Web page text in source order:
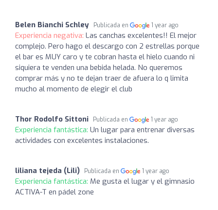
Belen Bianchi Schley Publicada en 1 year ago
Experiencia negativa: Las canchas excelentes!! El mejor
complejo. Pero hago el descargo con 2 estrellas porque
el bar es MUY caro y te cobran hasta el hielo cuando ni
siquiera te venden una bebida helada. No queremos
comprar más y no te dejan traer de afuera lo q limita
mucho al momento de elegir el club
Thor Rodolfo Sittoni Publicada en 1 year ago
Experiencia fantástica: Un lugar para entrenar diversas
actividades con excelentes instalaciones.
liliana tejeda (Lili) Publicada en 1 year ago
Experiencia fantástica: Me gusta el lugar y el gimnasio
ACTIVA-T en pádel zone